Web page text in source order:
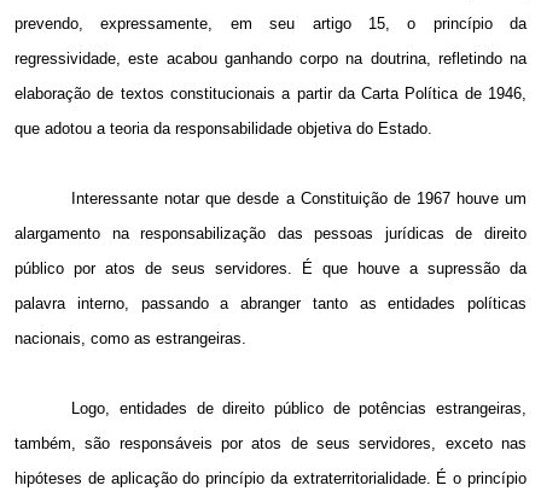
prevendo, expressamente, em seu artigo 15, o princípio da
regressividade, este acabou ganhando corpo na doutrina, refletindo na
elaboração de textos constitucionais a partir da Carta Política de 1946,
que adotou a teoria da responsabilidade objetiva do Estado.
Interessante notar que desde a Constituição de 1967 houve um
alargamento na responsabilização das pessoas jurídicas de direito
público por atos de seus servidores. É que houve a supressão da
palavra interno, passando a abranger tanto as entidades políticas
nacionais, como as estrangeiras.
Logo, entidades de direito público de potências estrangeiras,
também, são responsáveis por atos de seus servidores, exceto nas
hipóteses de aplicação do princípio da extraterritorialidade. É o princípio